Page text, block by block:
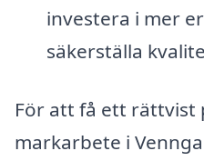
investera i mer
säkerställa
För att få ett rättvist
markarbete i